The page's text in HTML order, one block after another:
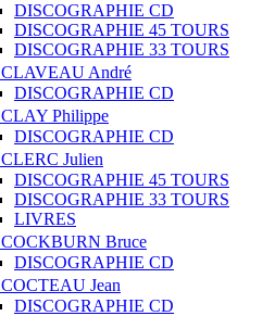
DISCOGRAPHIE CD
DISCOGRAPHIE 45 TOURS
DISCOGRAPHIE 33 TOURS
CLAVEAU André
DISCOGRAPHIE CD
CLAY Philippe
DISCOGRAPHIE CD
CLERC Julien
DISCOGRAPHIE 45 TOURS
DISCOGRAPHIE 33 TOURS
LIVRES
COCKBURN Bruce
DISCOGRAPHIE CD
COCTEAU Jean
DISCOGRAPHIE CD